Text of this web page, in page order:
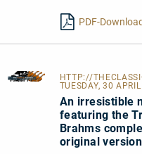
PDF-Download
HTTP://
TUESDAY, 30
An irresistible
featuring the
Brahms
original